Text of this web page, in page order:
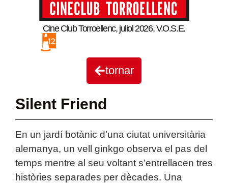
Cine Club Torroellenc, juliol 2026,V.O.S.E.
tornar
Silent Friend
En un jardí botànic d’una ciutat universitària
alemanya, un vell ginkgo observa el pas del
temps mentre al seu voltant s’entrellacen tres
històries separades per dècades. Una